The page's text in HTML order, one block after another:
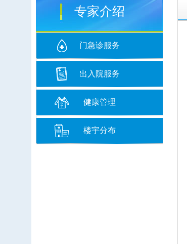
专家介绍
门急诊服务
出入院服务
健康管理
楼宇分布